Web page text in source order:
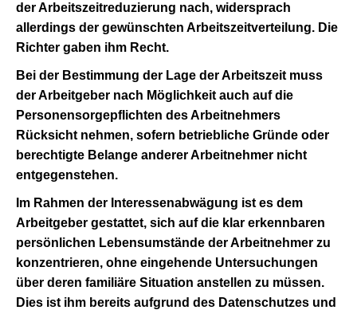
der Arbeitszeitreduzierung nach, widersprach
allerdings der gewünschten Arbeitszeitverteilung. Die
Richter gaben ihm Recht.
Bei der Bestimmung der Lage der Arbeitszeit muss
der Arbeitgeber nach Möglichkeit auch auf die
Personensorgepflichten des Arbeitnehmers
Rücksicht nehmen, sofern betriebliche Gründe oder
berechtigte Belange anderer Arbeitnehmer nicht
entgegenstehen.
Im Rahmen der Interessenabwägung ist es dem
Arbeitgeber gestattet, sich auf die klar erkennbaren
persönlichen Lebensumstände der Arbeitnehmer zu
konzentrieren, ohne eingehende Untersuchungen
über deren familiäre Situation anstellen zu müssen.
Dies ist ihm bereits aufgrund des Datenschutzes und